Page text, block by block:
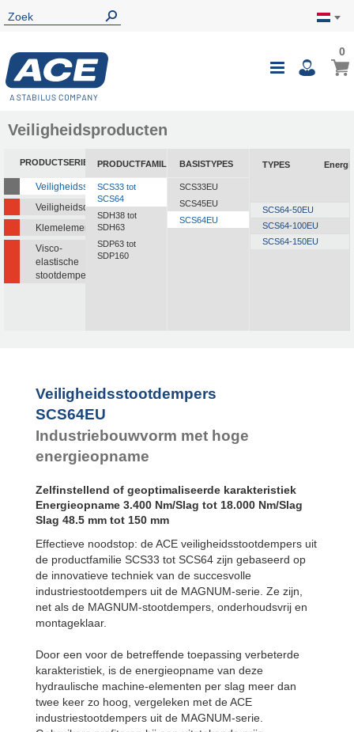
0
Veiligheidsproducten
PRODUCTSERIE
Veiligheidsstootdempers
Veiligheidsdempers
Klemelementen
Visco-
elastische
stootdempers
PRODUCTFAMILIE
SCS33 tot
SCS64
SDH38 tot
SDH63
SDP63 tot
SDP160
BASISTYPES
SCS33EU
SCS45EU
SCS64EU
TYPES
SCS64-50EU
SCS64-100EU
SCS64-150EU
Veiligheidsstootdempers
SCS64EU
Industriebouwvorm met hoge
energieopname
Zelfinstellend of geoptimaliseerde karakteristiek
Energieopname 3.400 Nm/Slag tot 18.000 Nm/Slag
Slag 48.5 mm tot 150 mm
Effectieve noodstop: de ACE veiligheidsstootdempers uit
de productfamilie SCS33 tot SCS64 zijn gebaseerd op
de innovatieve techniek van de succesvolle
industriestootdempers uit de MAGNUM-serie. Ze zijn,
net als de MAGNUM-stootdempers, onderhoudsvrij en
montageklaar.
Door een voor de betreffende toepassing verbeterde
karakteristiek, is de energieopname van deze
hydraulische machine-elementen per slag meer dan
twee keer zo hoog, vergeleken met de ACE
industriestootdempers uit de MAGNUM-serie.